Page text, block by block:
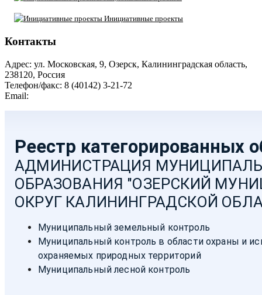
Инициативные проекты
Контакты
Адрес: ул. Московская, 9, Озерск, Калининградская область,
238120, Россия
Телефон/факс: 8 (40142) 3-21-72
Email: